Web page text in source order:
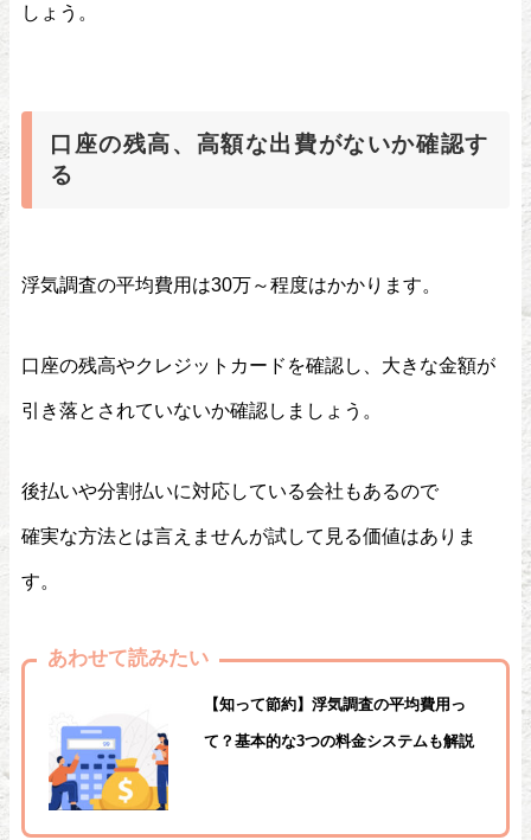
しょう。
口座の残高、高額な出費がないか確認す
る
浮気調査の平均費用は30万～程度はかかります。
口座の残高やクレジットカードを確認し、大きな金額が
引き落とされていないか確認しましょう。
後払いや分割払いに対応している会社もあるので
確実な方法とは言えませんが試して見る価値はありま
す。
あわせて読みたい
【知って節約】浮気調査の平均費用っ
て？基本的な3つの料金システムも解説